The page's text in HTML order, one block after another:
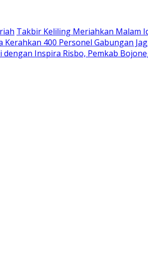
Takbir Keliling Meriahkan Malam
400 Personel Gabungan
Inspira Risbo, Pemkab